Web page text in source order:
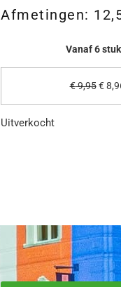
Afmetingen:
Vanaf 6
€9,95 €
Uitverkocht